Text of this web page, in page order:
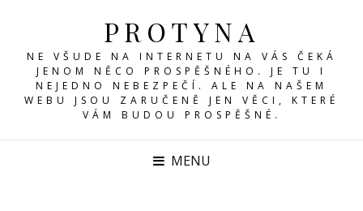
PROTYNA
NE VŠUDE NA INTERNETU NA VÁS ČEKÁ
JENOM NĚCO PROSPĚŠNÉHO. JE TU I
NEJEDNO NEBEZPEČÍ. ALE NA NAŠEM
WEBU JSOU ZARUČENĚ JEN VĚCI, KTERÉ
VÁM BUDOU PROSPĚŠNÉ.
MENU